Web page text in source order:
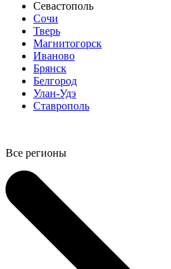
Севастополь
Сочи
Тверь
Магнитогорск
Иваново
Брянск
Белгород
Улан-Удэ
Ставрополь
Все регионы